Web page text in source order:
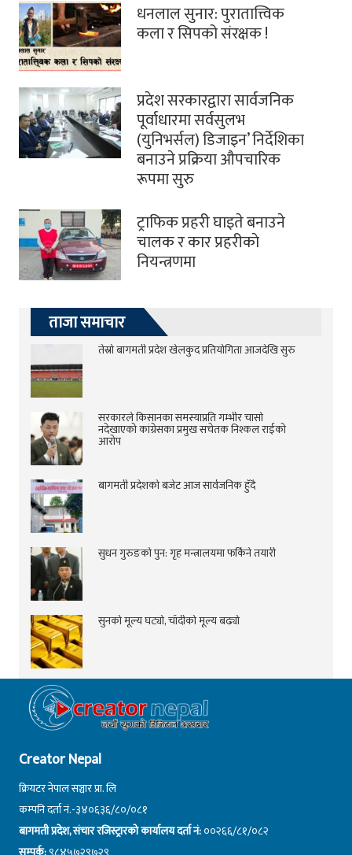
धनलाल सुनार: पुरातात्त्विक
कला र सिपको संरक्षक !
प्रदेश सरकारद्वारा सार्वजनिक
पूर्वाधारमा सर्वसुलभ
(युनिभर्सल) डिजाइन’ निर्देशिका
बनाउने प्रक्रिया औपचारिक
रूपमा सुरु
ट्राफिक प्रहरी घाइते बनाउने
चालक र कार प्रहरीकाे
नियन्त्रणमा
ताजा समाचार
तेस्रो बागमती प्रदेश खेलकुद प्रतियोगिता आजदेखि सुरु
सरकारले किसानका समस्याप्रति गम्भीर चासो
नदेखाएको कांग्रेसका प्रमुख सचेतक निश्कल राईको
आरोप
बागमती प्रदेशको बजेट आज सार्वजनिक हुँदै
सुधन गुरुङको पुन: गृह मन्त्रालयमा फर्किने तयारी
सुनको मूल्य घट्यो, चाँदीको मूल्य बढ्यो
Creator Nepal
क्रियटर नेपाल सञ्चार प्रा. लि
कम्पनि दर्ता नं.-३४०६३६/८०/०८१
बागमती प्रदेश, संचार रजिस्ट्रारको कार्यालय दर्ता नं:००२६६/८१/०८२